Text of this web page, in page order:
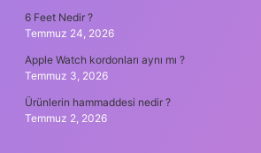
6 Feet Nedir ?
Temmuz 24, 2026
Apple Watch kordonları aynı mı ?
Temmuz 3, 2026
Ürünlerin hammaddesi nedir ?
Temmuz 2, 2026